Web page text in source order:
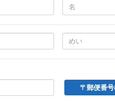
〒郵便番